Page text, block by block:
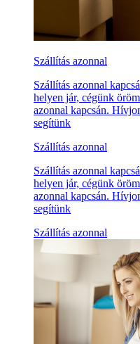
Szállítás azonnal
Szállítás azonnal
helyen jár, cégünk
azonnal kapcsán.
segítünk
Szállítás azonnal
Szállítás azonnal
helyen jár, cégünk
azonnal kapcsán.
segítünk
Szállítás azonnal